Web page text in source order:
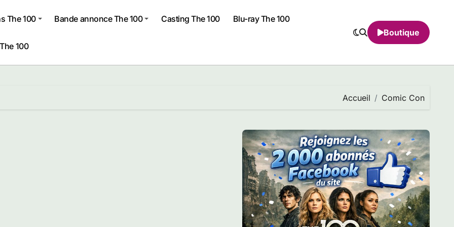
The 100 Bande annonce The 100 Casting The 100 Blu-ray The 100
100
Boutique
Accueil Comic Con